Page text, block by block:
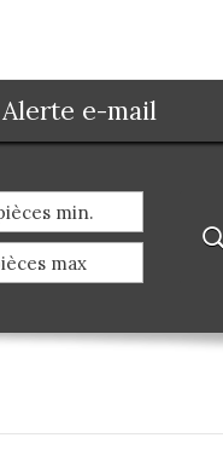
Alerte e-mail